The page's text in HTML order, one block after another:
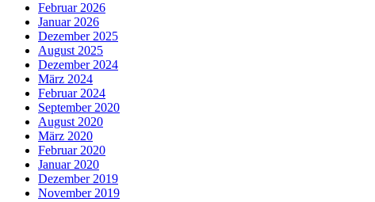
Februar 2026
Januar 2026
Dezember 2025
August 2025
Dezember 2024
März 2024
Februar 2024
September 2020
August 2020
März 2020
Februar 2020
Januar 2020
Dezember 2019
November 2019